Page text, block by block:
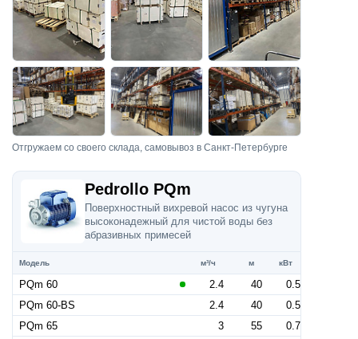
Отгружаем со своего склада, самовывоз в Санкт-Петербурге
Pedrollo PQm
Поверхностный вихревой насос из чугуна
высоконадежный для чистой воды без
абразивных примесей
Модель м³/ч м кВт
PQm 60 2.4 40
0.5
PQm 60-BS
2.4 40
0.5
PQm 65
3 55
0.7